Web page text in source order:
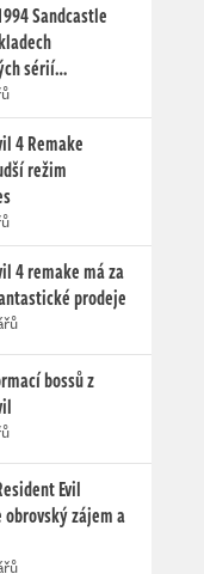
Sandcastle
sérií…
4 Remake
režim
4 remake má za
prodeje
bossů z
Evil
zájem a